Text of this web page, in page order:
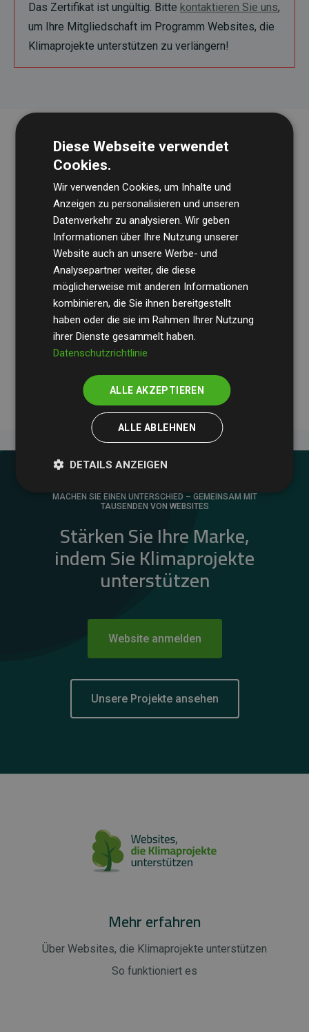
Das Zertifikat ist ungültig. Bitte kontaktieren Sie uns,
um Ihre Mitgliedschaft im Programm Websites, die
Klimaprojekte unterstützen zu verlängern!
Die Wirtschaftsprüfungsgesellschaft BDOüberprüft
regelmäßig unsere Berechnungen und Methodik, um
Transparenz und Verlässlichkeit sicherzustellen.
Ihre Prüfungen belegen, dass unsere Investitionen in
Klimaschutzprojekte im Durchschnitt200 % der
geschätzten CO₂-Emissionender teilnehmenden
Websites kompensieren – ein klarer Nachweis für die
messbare Klimawirkung unseres Ansatzes.
MACHEN SIE EINEN UNTERSCHIED – GEMEINSAM MIT
TAUSENDEN VON WEBSITES
Stärken Sie Ihre Marke,
indem Sie Klimaprojekte
unterstützen
Website anmelden
Unsere Projekte ansehen
Mehr erfahren
Über Websites, die Klimaprojekte unterstützen
So funktioniert es
Diese Webseite verwendet
Cookies.
Wir verwenden Cookies, um Inhalte und
Anzeigen zu personalisieren und unseren
Datenverkehr zu analysieren. Wir geben
Informationen über Ihre Nutzung unserer
Website auch an unsere Werbe- und
Analysepartner weiter, die diese
möglicherweise mit anderen Informationen
kombinieren, die Sie ihnen bereitgestellt
haben oder die sie im Rahmen Ihrer Nutzung
ihrer Dienste gesammelt haben.
Datenschutzrichtlinie
ALLE AKZEPTIEREN
ALLE ABLEHNEN
DETAILS ANZEIGEN